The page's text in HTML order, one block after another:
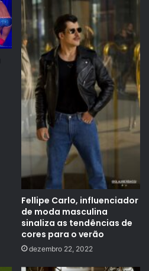
Fellipe Carlo, influenciador
de moda masculina
sinaliza as tendências de
cores para o verão
dezembro 22, 2022